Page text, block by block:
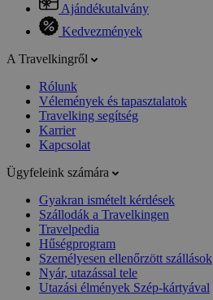
Ajándékutalvány
Kedvezmények
A Travelkingről
Rólunk
Vélemények és tapasztalatok
Travelking segítség
Karrier
Kapcsolat
Ügyfeleink számára
Gyakran ismételt kérdések
Szállodák a Travelkingen
Travelpedia
Hűségprogram
Személyesen ellenőrzött szállások
Nyár, utazással tele
Utazási élmények Szép-kártyával